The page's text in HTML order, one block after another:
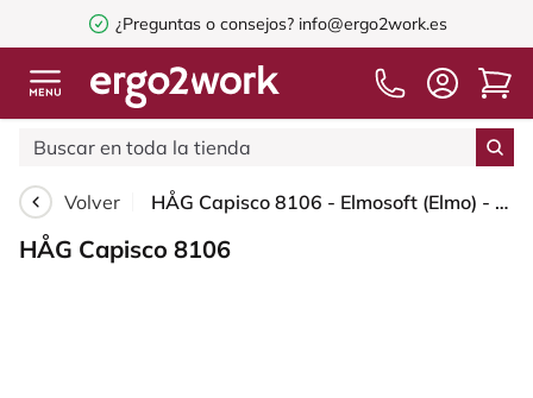
¿Preguntas o consejos?info@ergo2work.es
Volver HÅG Capisco 8106 - Elmosoft (Elmo) - Cuero semi-anilina - EL93068 - Dark brown - Silver - 265 mm (seat height 53-79cm) - Soft castors for hard floors
HÅG Capisco 8106